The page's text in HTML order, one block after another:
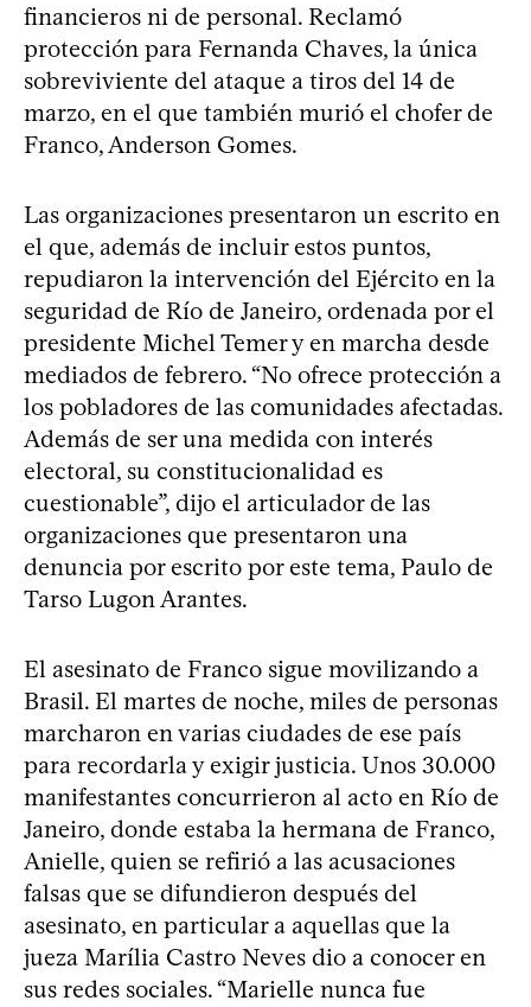
financieros ni de personal. Reclamó
protección para Fernanda Chaves, la única
sobreviviente del ataque a tiros del 14 de
marzo, en el que también murió el chofer de
Franco, Anderson Gomes.
Las organizaciones presentaron un escrito en
el que, además de incluir estos puntos,
repudiaron la intervención del Ejército en la
seguridad de Río de Janeiro, ordenada por el
presidente Michel Temer y en marcha desde
mediados de febrero. “No ofrece protección a
los pobladores de las comunidades afectadas.
Además de ser una medida con interés
electoral, su constitucionalidad es
cuestionable”, dijo el articulador de las
organizaciones que presentaron una
denuncia por escrito por este tema, Paulo de
Tarso Lugon Arantes.
El asesinato de Franco sigue movilizando a
Brasil. El martes de noche, miles de personas
marcharon en varias ciudades de ese país
para recordarla y exigir justicia. Unos 30.000
manifestantes concurrieron al acto en Río de
Janeiro, donde estaba la hermana de Franco,
Anielle, quien se refirió a las acusaciones
falsas que se difundieron después del
asesinato, en particular a aquellas que la
jueza Marília Castro Neves dio a conocer en
sus redes sociales. “Marielle nunca fue